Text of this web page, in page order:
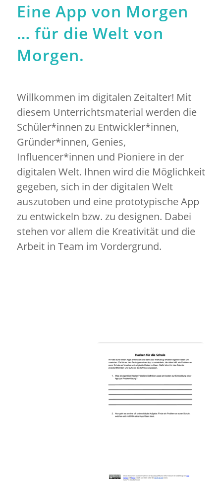
Eine App von Morgen
… für die Welt von
Morgen.
Willkommen im digitalen Zeitalter! Mit
diesem Unterrichtsmaterial werden die
Schüler*innen zu Entwickler*innen,
Gründer*innen, Genies,
Influencer*innen und Pioniere in der
digitalen Welt. Ihnen wird die Möglichkeit
gegeben, sich in der digitalen Welt
auszutoben und eine prototypische App
zu entwickeln bzw. zu designen. Dabei
stehen vor allem die Kreativität und die
Arbeit in Team im Vordergrund.